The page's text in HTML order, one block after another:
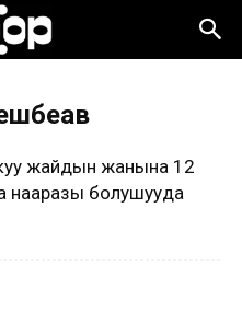
жайдын жанына 12
нааразы болушууда